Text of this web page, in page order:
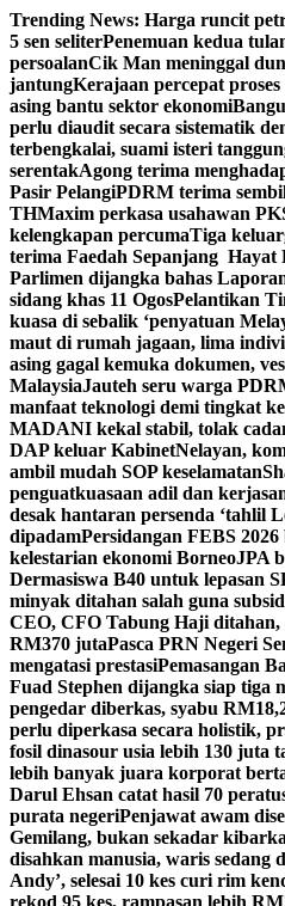
Skip
to
content
Trending News: Harga runcit
5 sen seliterPenemuan kedua
persoalanCik Man meninggal
jantungKerajaan percepat
asing bantu sektor ekonomi
perlu diaudit secara sistematik
terbengkalai, suami isteri
serentakAgong terima
Pasir PelangiPDRM terima
THMaxim perkasa usahawan
kelengkapan percumaTiga
terima Faedah Sepanjang Hayat
Parlimen dijangka bahas
sidang khas 11 OgosPelantikan
kuasa di sebalik ‘penyatuan
maut di rumah jagaan, lima
asing gagal kemuka dokumen,
MalaysiaJauteh seru warga
manfaat teknologi demi tingkat
MADANI kekal stabil, tolak
DAP keluar KabinetNelayan,
ambil mudah SOP keselamatan
penguatkuasaan adil dan
desak hantaran persenda ‘tahlil
dipadamPersidangan FEBS
kelestarian ekonomi BorneoJPA
Dermasiswa B40 untuk lepasan
minyak ditahan salah guna
CEO, CFO Tabung Haji ditahan,
RM370 jutaPasca PRN Negeri
mengatasi prestasiPemasangan
Fuad Stephen dijangka siap tiga
pengedar diberkas, syabu
perlu diperkasa secara holistik,
fosil dinasour usia lebih 130 juta
lebih banyak juara korporat
Darul Ehsan catat hasil 70
purata negeriPenjawat awam
Gemilang, bukan sekadar
disahkan manusia, waris sedang
Andy’, selesai 10 kes curi rim
rekod 95 kes, rampasan lebih